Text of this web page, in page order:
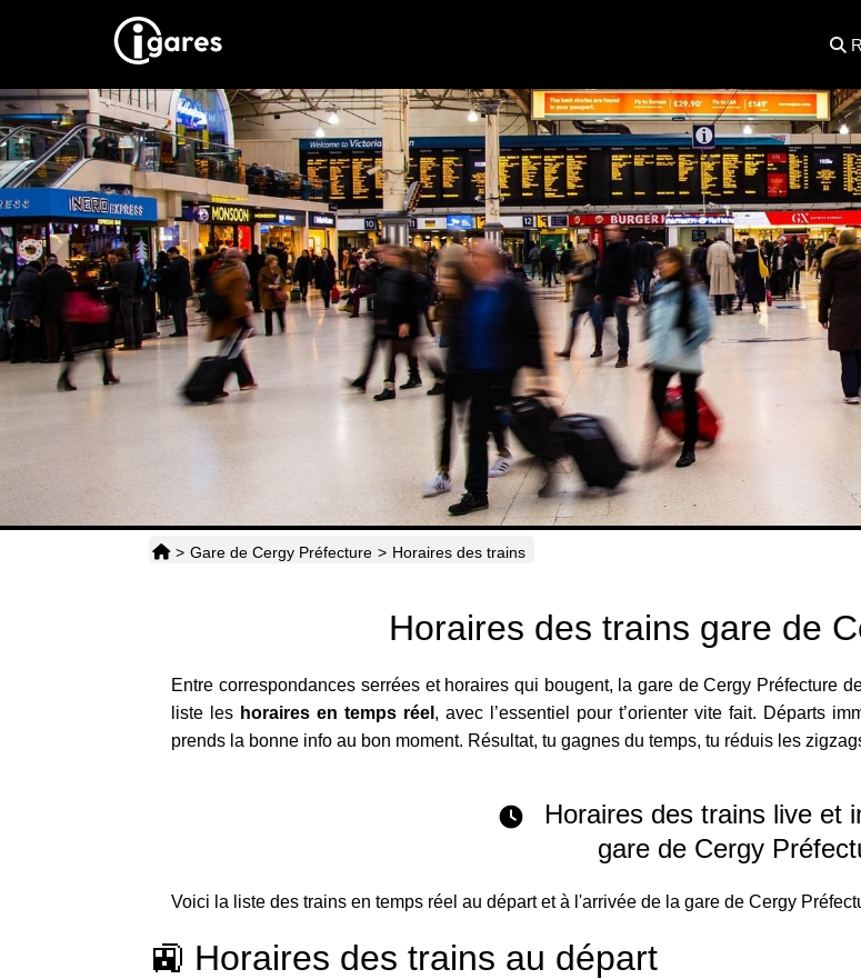
> Gare de Cergy Préfecture > Horaires des trains
Horaires des trains gare de
Entre correspondances serrées et horaires qui bougent, la gare de Cergy Préfecture
liste les horaires en temps réel , avec l’essentiel pour t’orienter vite fait. Départs
prends la bonne info au bon moment. Résultat, tu gagnes du temps, tu réduis les
Horaires des trains live et
gare de Cergy
Voici la liste des trains en temps réel au départ et à l'arrivée de la gare de Cergy
🚉 Horaires des trains au départ